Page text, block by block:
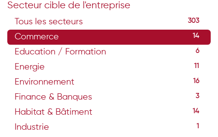
Secteur cible de l'entreprise
Tous les secteurs 303
Commerce 14
Education / Formation 6
Energie 11
Environnement 16
Finance & Banques 3
Habitat & Bâtiment 14
Industrie 1